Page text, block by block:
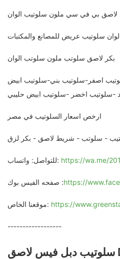
سلوتيب عريض للمصانع والمكتبات
بكر لاصق سلوتب ملون سلوتب الوان
اصفر-سلوتيب بني-سلوتيب ابيض
-سلوتيب اخضر -سلوتيب ابيض حليبي
ارخص اسعار السلوتيب في مصر
- سلوتب - شريط لاصق - بكر لزق
للتواصل: واتساب: https://wa.me/
صفحه الفيس بوك :https://
موقعنا الخاص: https://
------------------
سلوتيب دبل فيس لاصق DOUBLE SIDED